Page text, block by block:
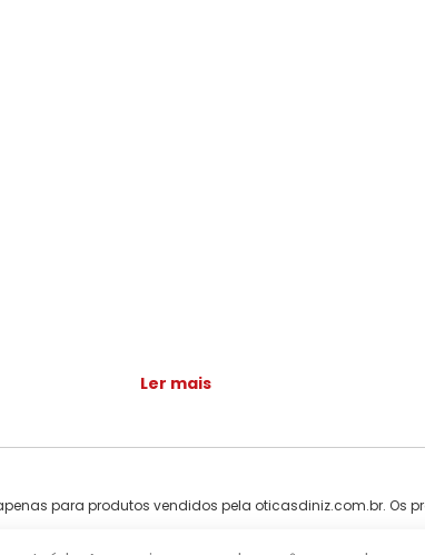
Ler mais
para produtos vendidos pela oticasdiniz.com.br. Os